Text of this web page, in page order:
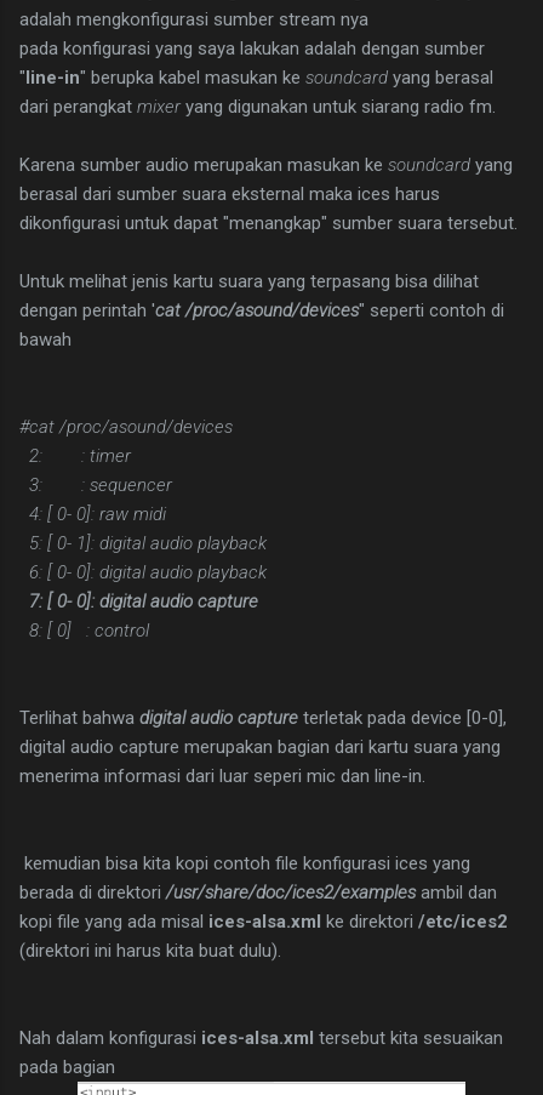
adalah mengkonfigurasi sumber stream nya
pada konfigurasi yang saya lakukan adalah dengan sumber
"line-in" berupka kabel masukan ke soundcard yang berasal
dari perangkat mixeryang digunakan untuk siarang radio fm.
Karena sumber audio merupakan masukan ke soundcard yang
berasal dari sumber suara eksternal maka ices harus
dikonfigurasi untuk dapat "menangkap" sumber suara tersebut.
Untuk melihat jenis kartu suara yang terpasang bisa dilihat
dengan perintah 'cat /proc/asound/devices" seperti contoh di
bawah
#cat /proc/asound/devices
2: : timer
3: : sequencer
4: [ 0- 0]: raw midi
5: [ 0- 1]: digital audio playback
6: [ 0- 0]: digital audio playback
7: [ 0- 0]: digital audio capture
8: [ 0] : control
Terlihat bahwa digital audio capture terletak pada device [0-0],
digital audio capture merupakan bagian dari kartu suara yang
menerima informasi dari luar seperi mic dan line-in.
kemudian bisa kita kopi contoh file konfigurasi ices yang
berada di direktori /usr/share/doc/ices2/examplesambil dan
kopi file yang ada misal ices-alsa.xml ke direktori /etc/ices2
(direktori ini harus kita buat dulu).
Nah dalam konfigurasi ices-alsa.xml tersebut kita sesuaikan
pada bagian